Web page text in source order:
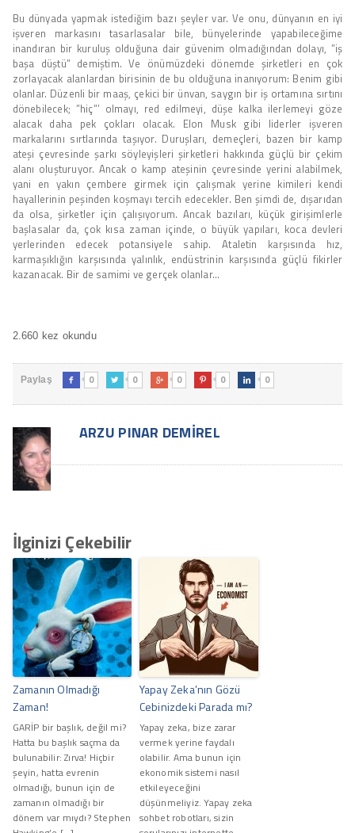
Bu dünyada yapmak istediğim bazı şeyler var. Ve onu, dünyanın en iyi
işveren markasını tasarlasalar bile, bünyelerinde yapabileceğime
inandıran bir kuruluş olduğuna dair güvenim olmadığından dolayı, ”iş
başa düştü” demiştim. Ve önümüzdeki dönemde şirketleri en çok
zorlayacak alanlardan birisinin de bu olduğuna inanıyorum: Benim gibi
olanlar. Düzenli bir maaş, çekici bir ünvan, saygın bir iş ortamına sırtını
dönebilecek; ”hiç”’ olmayı, red edilmeyi, düşe kalka ilerlemeyi göze
alacak daha pek çokları olacak. Elon Musk gibi liderler işveren
markalarını sırtlarında taşıyor. Duruşları, demeçleri, bazen bir kamp
ateşi çevresinde şarkı söyleyişleri şirketleri hakkında güçlü bir çekim
alanı oluşturuyor. Ancak o kamp ateşinin çevresinde yerini alabilmek,
yani en yakın çembere girmek için çalışmak yerine kimileri kendi
hayallerinin peşinden koşmayı tercih edecekler. Ben şimdi de, dışarıdan
da olsa, şirketler için çalışıyorum. Ancak bazıları, küçük girişimlerle
başlasalar da, çok kısa zaman içinde, o büyük yapıları, koca devleri
yerlerinden edecek potansiyele sahip. Ataletin karşısında hız,
karmaşıklığın karşısında yalınlık, endüstrinin karşısında güçlü fikirler
kazanacak. Bir de samimi ve gerçek olanlar…
2.660 kez okundu
Paylaş  0  0  0  0  0
ARZU PINAR DEMIREL
İlginizi Çekebilir
Zamanın Olmadığı
Zaman!
GARİP bir başlık, değil mi?
Hatta bu başlık saçma da
bulunabilir: Zırva! Hiçbir
şeyin, hatta evrenin
olmadığı, bunun için de
zamanın olmadığı bir
dönem var mıydı? Stephen
Yapay Zeka’nın Gözü
Cebinizdeki Parada mı?
Yapay zeka, bize zarar
vermek yerine faydalı
olabilir. Ama bunun için
ekonomik sistemi nasıl
etkileyeceğini
düşünmeliyiz. Yapay zeka
sohbet robotları, sizin